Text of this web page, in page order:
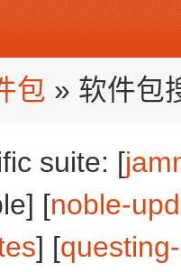
包 » 软件包
suite: [
[noble-
] [